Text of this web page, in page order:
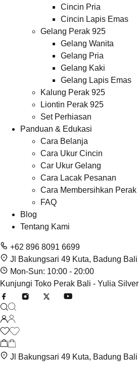
Cincin Pria
Cincin Lapis Emas
Gelang Perak 925
Gelang Wanita
Gelang Pria
Gelang Kaki
Gelang Lapis Emas
Kalung Perak 925
Liontin Perak 925
Set Perhiasan
Panduan & Edukasi
Cara Belanja
Cara Ukur Cincin
Car Ukur Gelang
Cara Lacak Pesanan
Cara Membersihkan Perak
FAQ
Blog
Tentang Kami
+62 896 8091 6699
Jl Bakungsari 49 Kuta, Badung Bali
Mon-Sun: 10:00 - 20:00
Kunjungi Toko Perak Bali - Yulia Silver
Jl Bakungsari 49 Kuta, Badung Bali